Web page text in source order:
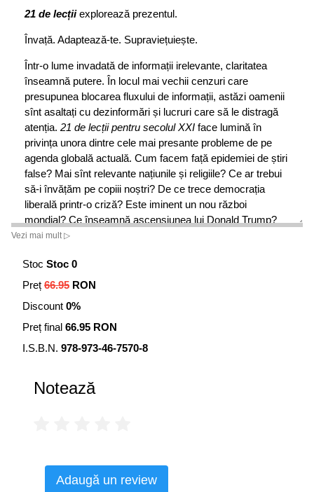
21 de lecțiiexplorează prezentul.
Învață. Adaptează-te. Supraviețuiește.
Într-o lume invadată de informații irelevante, claritatea
înseamnă putere. În locul mai vechii cenzuri care
presupunea blocarea fluxului de informații, astăzi oamenii
sînt asaltați cu dezinformări și lucruri care să le distragă
atenția. 21 de lecții pentru secolul XXI face lumină în
privința unora dintre cele mai presante probleme de pe
agenda globală actuală. Cum facem față epidemiei de știri
false? Mai sînt relevante națiunile și religiile? Ce ar trebui
să-i învățăm pe copiii noștri? De ce trece democrația
liberală printr-o criză? Este iminent un nou război
mondial? Ce înseamnă ascensiunea lui Donald Trump?
Ce civilizație domină lumea – Occidentul, China, islamul?
naționalismul să rezolve problemele legate de inegalitate
și de schimbarea climatică? Ce ar trebui să facem în
Sumar:
Deziluzionarea • Munca • Libertatea • Egalitatea •
Imigrația • Terorismul • Războiul • Smerenia • Dumnezeu •
Secularismul • Ignoranța • Dreptatea • Post-adevărul •
în cadrul Departamentului de Istorie al Universității
Ebraice din Ierusalim. Cartea sa
Vezi mai mult ▷
Stoc Stoc 0
Preț 66.95 RON
Discount 0%
Preț final 66.95 RON
I.S.B.N. 978-973-46-7570-8
Notează
Adaugă un review